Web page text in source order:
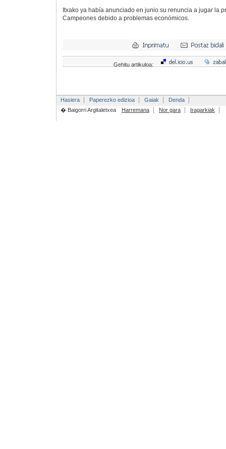
Itxako ya había anunciado en junio su renuncia a jugar la
Campeones debido a problemas económicos.
Gehitu artikuloa:
Hasiera Paperezko edizioa Gaiak
Denda
� Baigorri Argitaletxea
Harremana Nor gara Iragarkiak